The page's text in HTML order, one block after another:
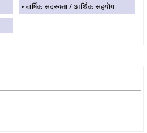
वार्षिक सदस्यता / आर्थिक सहयोग